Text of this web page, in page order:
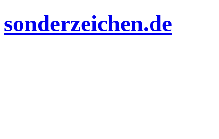
sonderzeichen.de